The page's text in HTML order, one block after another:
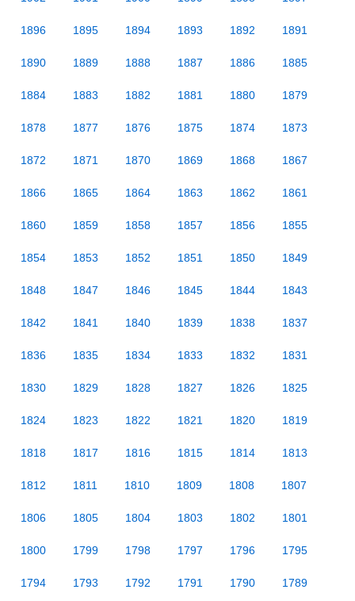
1896 1895 1894 1893 1892 1891
1890 1889 1888 1887 1886 1885
1884 1883 1882 1881 1880 1879
1878 1877 1876 1875 1874 1873
1872 1871 1870 1869 1868 1867
1866 1865 1864 1863 1862 1861
1860 1859 1858 1857 1856 1855
1854 1853 1852 1851 1850 1849
1848 1847 1846 1845 1844 1843
1842 1841 1840 1839 1838 1837
1836 1835 1834 1833 1832 1831
1830 1829 1828 1827 1826 1825
1824 1823 1822 1821 1820 1819
1818 1817 1816 1815 1814 1813
1812 1811 1810 1809 1808 1807
1806 1805 1804 1803 1802 1801
1800 1799 1798 1797 1796 1795
1794 1793 1792 1791 1790 1789